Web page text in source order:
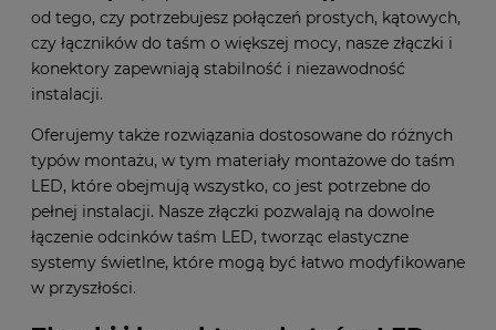
od tego, czy potrzebujesz połączeń prostych, kątowych,
czy łączników do taśm o większej mocy, nasze złączki i
konektory zapewniają stabilność i niezawodność
instalacji.
Oferujemy także rozwiązania dostosowane do różnych
typów montażu, w tym materiały montażowe do taśm
LED, które obejmują wszystko, co jest potrzebne do
pełnej instalacji. Nasze złączki pozwalają na dowolne
łączenie odcinków taśm LED, tworząc elastyczne
systemy świetlne, które mogą być łatwo modyfikowane
w przyszłości.